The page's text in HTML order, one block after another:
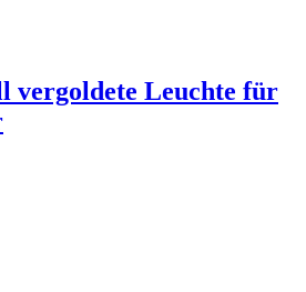
vergoldete Leuchte für